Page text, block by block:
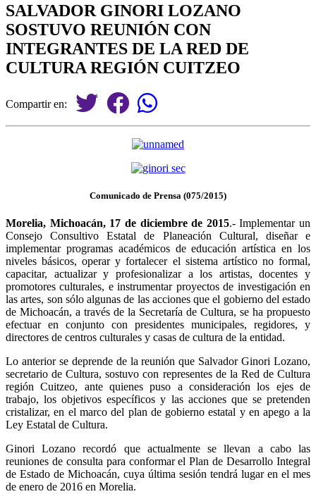
SALVADOR GINORI LOZANO
SOSTUVO REUNIÓN CON
INTEGRANTES DE LA RED DE
CULTURA REGIÓN CUITZEO
Compartir en:
Comunicado de Prensa (075/2015)
Morelia, Michoacán, 17 de diciembre de 2015.- Implementar un
Consejo Consultivo Estatal de Planeación Cultural, diseñar e
implementar programas académicos de educación artística en los
niveles básicos, operar y fortalecer el sistema artístico no formal,
capacitar, actualizar y profesionalizar a los artistas, docentes y
promotores culturales, e instrumentar proyectos de investigación en
las artes, son sólo algunas de las acciones que el gobierno del estado
de Michoacán, a través de la Secretaría de Cultura, se ha propuesto
efectuar en conjunto con presidentes municipales, regidores, y
directores de centros culturales y casas de cultura de la entidad.
Lo anterior se deprende de la reunión que Salvador Ginori Lozano,
secretario de Cultura, sostuvo con representes de la Red de Cultura
región Cuitzeo, ante quienes puso a consideración los ejes de
trabajo, los objetivos específicos y las acciones que se pretenden
cristalizar, en el marco del plan de gobierno estatal y en apego a la
Ley Estatal de Cultura.
Ginori Lozano recordó que actualmente se llevan a cabo las
reuniones de consulta para conformar el Plan de Desarrollo Integral
de Estado de Michoacán, cuya última sesión tendrá lugar en el mes
de enero de 2016 en Morelia.